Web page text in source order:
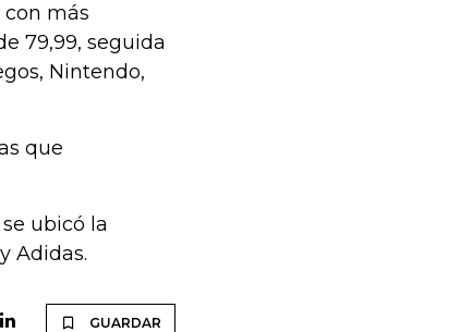
con más
79,99, seguida
Nintendo,
que
ubicó la
Adidas.
GUARDAR